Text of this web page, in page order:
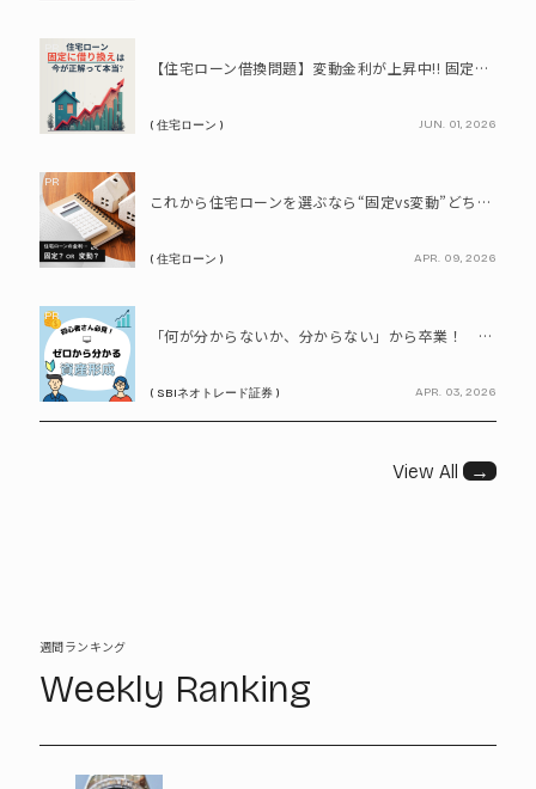
【住宅ローン借換問題】変動金利が上昇中!! 固定に借り換えるなら今が正解って本当? シミュレーションで比較してみよう
( 住宅ローン ) JUN. 01, 2026
PR
これから住宅ローンを選ぶなら“固定vs変動”どちらが正解? 9割が利用したいと答えた「いま決めなくてもいい」ローンとは!?
( 住宅ローン ) APR. 09, 2026
PR
「何が分からないか、分からない」から卒業！ SBIネオトレード証券で学ぶ、はじめての資産形成
( SBIネオトレード証券 ) APR. 03, 2026
View All →
週間ランキング
Weekly Ranking